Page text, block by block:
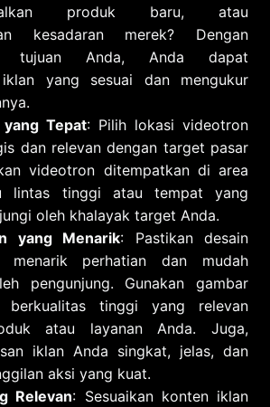
produk baru, atau
kesadaran merek? Dengan
tujuan Anda, Anda dapat
iklan yang sesuai dan mengukur
Tepat: Pilih lokasi videotron
dan relevan dengan target pasar
videotron ditempatkan di area
lintas tinggi atau tempat yang
oleh khalayak target Anda.
yang Menarik: Pastikan desain
menarik perhatian dan mudah
pengunjung. Gunakan gambar
tinggi yang relevan
atau layanan Anda. Juga,
iklan Anda singkat, jelas, dan
aksi yang kuat.
Relevan: Sesuaikan konten iklan